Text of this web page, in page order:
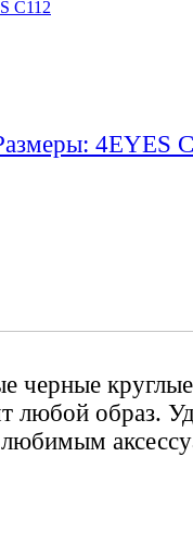
черные
любой образ.